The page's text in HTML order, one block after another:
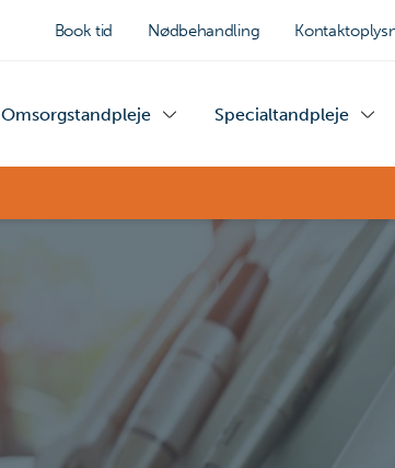
Book tid Nødbehandling
Omsorgstandpleje Specialtandpleje